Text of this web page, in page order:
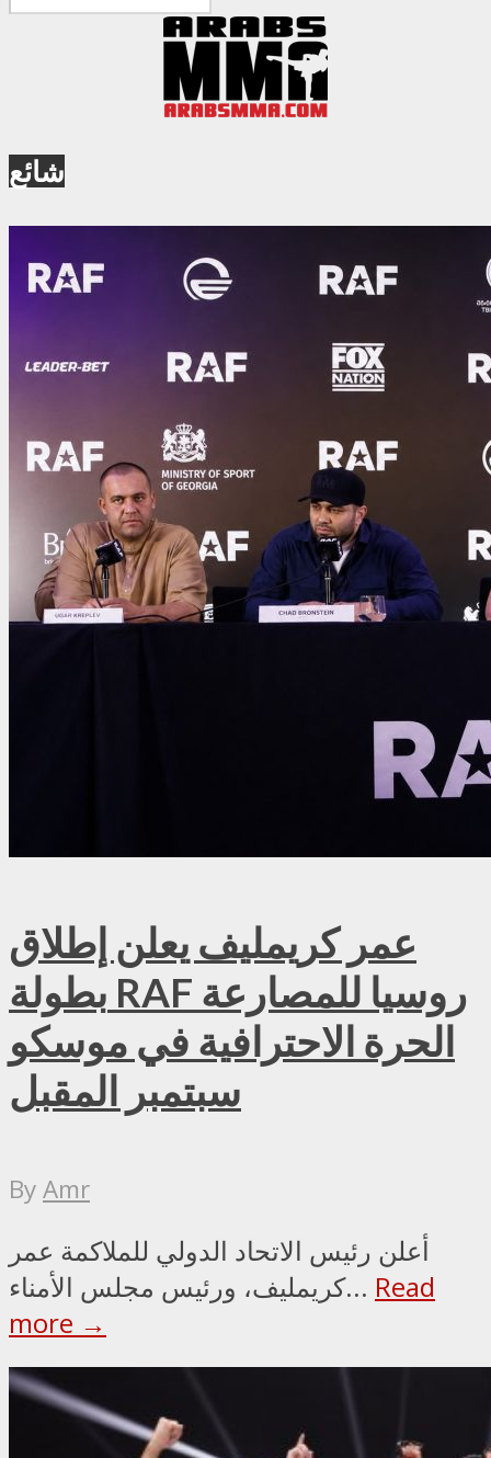
شائع
عمر كريمليف يعلن إطلاق
بطولة RAF روسيا للمصارعة
الحرة الاحترافية في موسكو
سبتمبر المقبل
ByAmr
أعلن رئيس الاتحاد الدولي للملاكمة عمر
كريمليف، ورئيس مجلس الأمناء... Read
more →